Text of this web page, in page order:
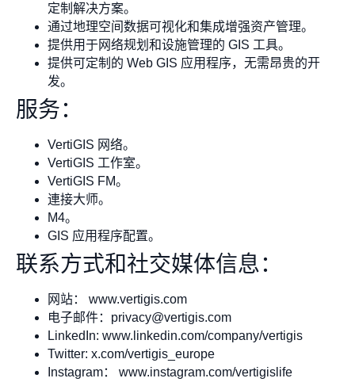
定制解决方案。
通过地理空间数据可视化和集成增强资产管理。
提供用于网络规划和设施管理的 GIS 工具。
提供可定制的 Web GIS 应用程序，无需昂贵的开
发。
服务：
VertiGIS 网络。
VertiGIS 工作室。
VertiGIS FM。
連接大师。
M4。
GIS 应用程序配置。
联系方式和社交媒体信息：
网站： www.vertigis.com
电子邮件： privacy@vertigis.com
LinkedIn: www.linkedin.com/company/vertigis
Twitter: x.com/vertigis_europe
Instagram： www.instagram.com/vertigislife